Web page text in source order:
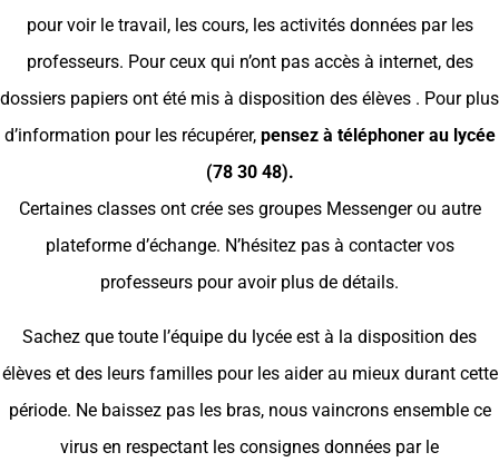
pour voir le travail, les cours, les activités données par les
professeurs. Pour ceux qui n’ont pas accès à internet, des
dossiers papiers ont été mis à disposition des élèves . Pour plus
d’information pour les récupérer, pensez à téléphoner au lycée
(78 30 48).
Certaines classes ont crée ses groupes Messenger ou autre
plateforme d’échange. N’hésitez pas à contacter vos
professeurs pour avoir plus de détails.
Sachez que toute l’équipe du lycée est à la disposition des
élèves et des leurs familles pour les aider au mieux durant cette
période. Ne baissez pas les bras, nous vaincrons ensemble ce
virus en respectant les consignes données par le